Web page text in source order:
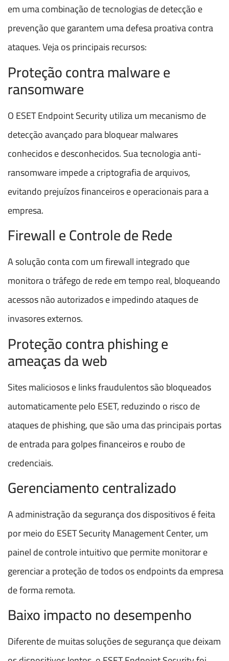
em uma combinação de tecnologias de detecção e
prevenção que garantem uma defesa proativa contra
ataques. Veja os principais recursos:
Proteção contra malware e
ransomware
O ESET Endpoint Security utiliza um mecanismo de
detecção avançado para bloquear malwares
conhecidos e desconhecidos. Sua tecnologia anti-
ransomware impede a criptografia de arquivos,
evitando prejuízos financeiros e operacionais para a
empresa.
Firewall e Controle de Rede
A solução conta com um firewall integrado que
monitora o tráfego de rede em tempo real, bloqueando
acessos não autorizados e impedindo ataques de
invasores externos.
Proteção contra phishing e
ameaças da web
Sites maliciosos e links fraudulentos são bloqueados
automaticamente pelo ESET, reduzindo o risco de
ataques de phishing, que são uma das principais portas
de entrada para golpes financeiros e roubo de
credenciais.
Gerenciamento centralizado
A administração da segurança dos dispositivos é feita
por meio do ESET Security Management Center, um
painel de controle intuitivo que permite monitorar e
gerenciar a proteção de todos os endpoints da empresa
de forma remota.
Baixo impacto no desempenho
Diferente de muitas soluções de segurança que deixam